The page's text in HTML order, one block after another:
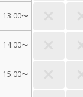
13:00〜
14:00〜
15:00〜